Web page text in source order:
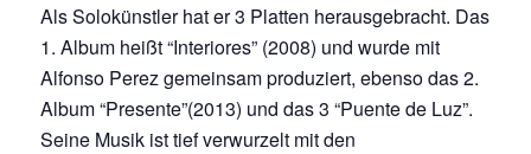
Als Solokünstler hat er 3 Platten herausgebracht. Das
1. Album heißt “Interiores” (2008) und wurde mit
Alfonso Perez gemeinsam produziert, ebenso das 2.
Album “Presente”(2013) und das 3 “Puente de Luz”.
Seine Musik ist tief verwurzelt mit den